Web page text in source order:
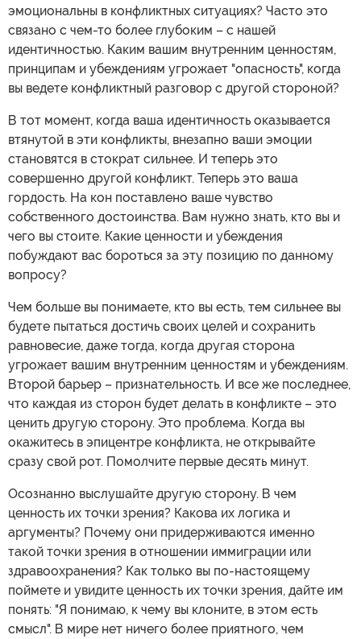
эмоциональны в конфликтных ситуациях? Часто это
связано с чем-то более глубоким – с нашей
идентичностью. Каким вашим внутренним ценностям,
принципам и убеждениям угрожает "опасность", когда
вы ведете конфликтный разговор с другой стороной?
В тот момент, когда ваша идентичность оказывается
втянутой в эти конфликты, внезапно ваши эмоции
становятся в стократ сильнее. И теперь это
совершенно другой конфликт. Теперь это ваша
гордость. На кон поставлено ваше чувство
собственного достоинства. Вам нужно знать, кто вы и
чего вы стоите. Какие ценности и убеждения
побуждают вас бороться за эту позицию по данному
вопросу?
Чем больше вы понимаете, кто вы есть, тем сильнее вы
будете пытаться достичь своих целей и сохранить
равновесие, даже тогда, когда другая сторона
угрожает вашим внутренним ценностям и убеждениям.
Второй барьер – признательность. И все же последнее,
что каждая из сторон будет делать в конфликте – это
ценить другую сторону. Это проблема. Когда вы
окажитесь в эпицентре конфликта, не открывайте
сразу свой рот. Помолчите первые десять минут.
Осознанно выслушайте другую сторону. В чем
ценность их точки зрения? Какова их логика и
аргументы? Почему они придерживаются именно
такой точки зрения в отношении иммиграции или
здравоохранения? Как только вы по-настоящему
поймете и увидите ценность их точки зрения, дайте им
понять: "Я понимаю, к чему вы клоните, в этом есть
смысл". В мире нет ничего более приятного, чем